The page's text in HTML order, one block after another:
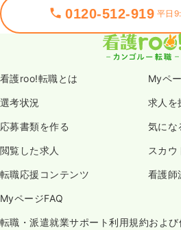
0120-512-919 平日
看護roo!転職とは Myペ
選考状況 求人を
応募書類を作る 気にな
閲覧した求人 スカウ
転職応援コンテンツ 看護師
MyページFAQ
転職・派遣就業サポート利用規約およ